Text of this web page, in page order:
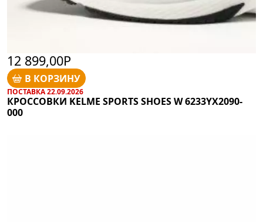
12 899,00Р
В КОРЗИНУ
ПОСТАВКА 22.09.2026
КРОССОВКИ KELME SPORTS SHOES W 6233YX2090-
000